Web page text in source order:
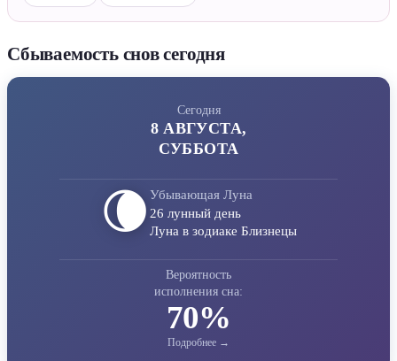
Сбываемость снов сегодня
Сегодня
8 АВГУСТА,
СУББОТА
🌘 Убывающая Луна
26 лунный день
Луна в зодиаке Близнецы
Вероятность
исполнения сна:
70%